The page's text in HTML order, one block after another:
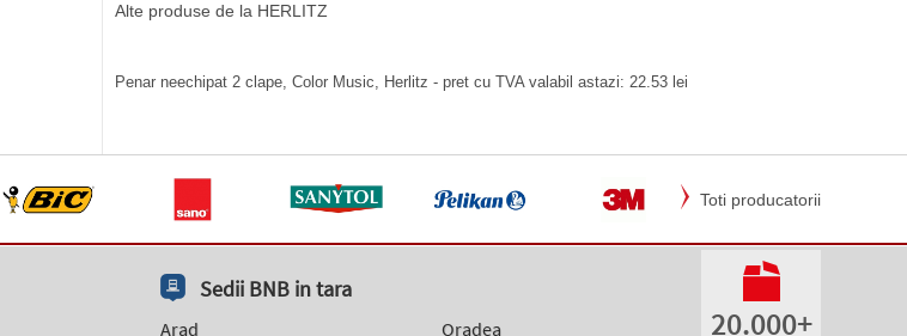
Alte produse de la HERLITZ
Penar neechipat 2 clape, Color Music, Herlitz - pret cu TVA valabil astazi: 22.53 lei
Toti producatorii
Sedii BNB in tara
Arad Oradea 20.000+